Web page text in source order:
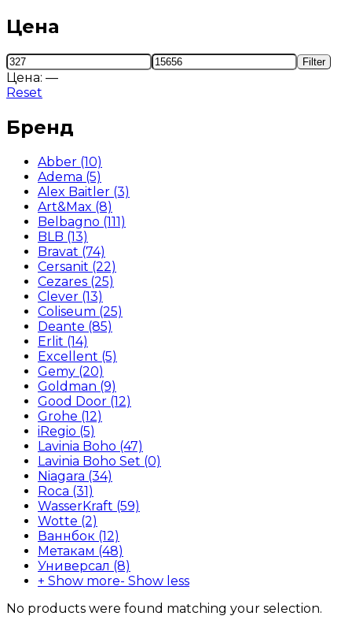
Цена
Filter
Цена: —
Reset
Бренд
Abber (10)
Adema (5)
Alex Baitler (3)
Art&Max (8)
Belbagno (111)
BLB (13)
Bravat (74)
Cersanit (22)
Cezares (25)
Clever (13)
Coliseum (25)
Deante (85)
Erlit (14)
Excellent (5)
Gemy (20)
Goldman (9)
Good Door (12)
Grohe (12)
iRegio (5)
Lavinia Boho (47)
Lavinia Boho Set (0)
Niagara (34)
Roca (31)
WasserKraft (59)
Wotte (2)
Ваннбок (12)
Метакам (48)
Универсал (8)
+ Show more- Show less
No products were found matching your selection.